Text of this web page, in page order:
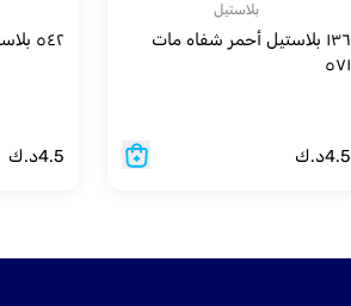
بلاستيل
١٣٦ بلاستيل أحمر شفاه مات
٥٧١
4.5د.ك
٥٤٢ بلاستيل أحمر شفاه
4.5د.ك